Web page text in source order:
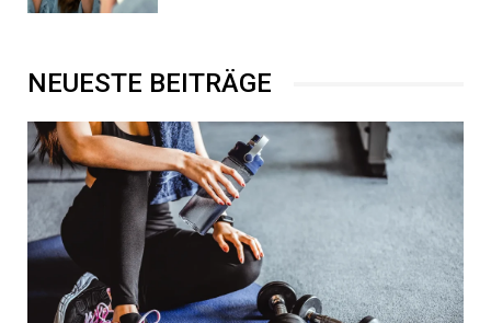
NEUESTE BEITRÄGE